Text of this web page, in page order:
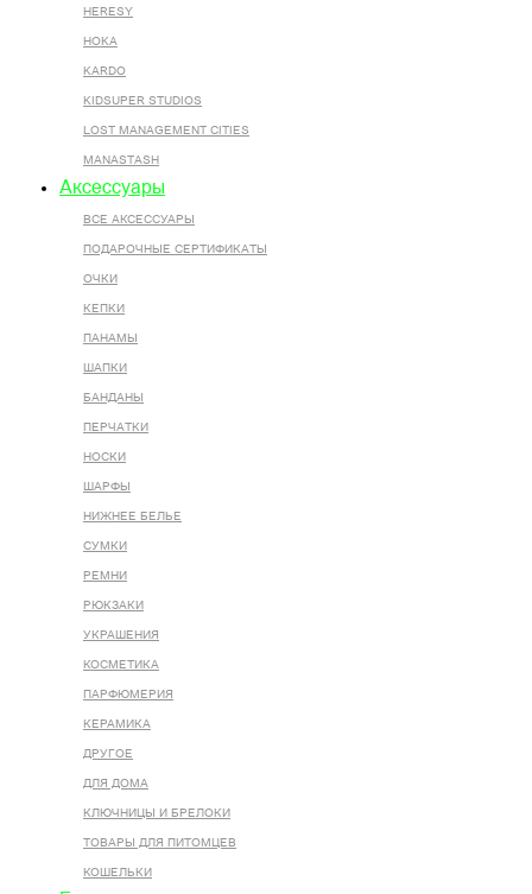
HERESY
HOKA
KARDO
KIDSUPER STUDIOS
LOST MANAGEMENT CITIES
MANASTASH
Аксессуары
ВСЕ AКСЕССУАРЫ
ПОДАРОЧНЫЕ СЕРТИФИКАТЫ
ОЧКИ
КЕПКИ
ПАНАМЫ
ШАПКИ
БАНДАНЫ
ПЕРЧАТКИ
НОСКИ
ШАРФЫ
НИЖНЕЕ БЕЛЬЕ
СУМКИ
РЕМНИ
РЮКЗАКИ
УКРАШЕНИЯ
КОСМЕТИКА
ПАРФЮМЕРИЯ
КЕРАМИКА
ДРУГОЕ
ДЛЯ ДОМА
КЛЮЧНИЦЫ И БРЕЛОКИ
ТОВАРЫ ДЛЯ ПИТОМЦЕВ
КОШЕЛЬКИ